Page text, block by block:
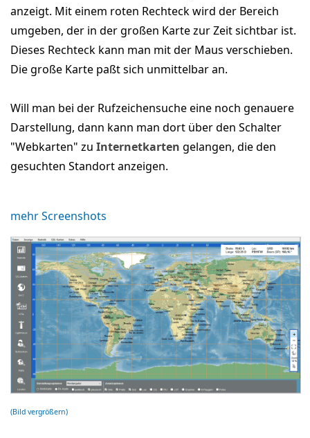
anzeigt. Mit einem roten Rechteck wird der Bereich
umgeben, der in der großen Karte zur Zeit sichtbar ist.
Dieses Rechteck kann man mit der Maus verschieben.
Die große Karte paßt sich unmittelbar an.
Will man bei der Rufzeichensuche eine noch genauere
Darstellung, dann kann man dort über den Schalter
"Webkarten" zu Internetkarten gelangen, die den
gesuchten Standort anzeigen.
mehr Screenshots
(Bild vergrößern)